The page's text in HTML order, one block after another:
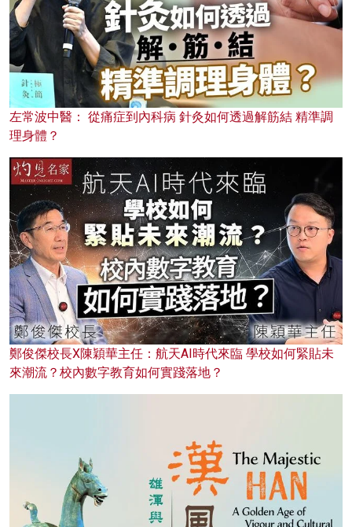
左常波中醫： 從痛症到內科病 針灸如何透過解筋結 精準調
理身體？
鄭俊傑校長X陳穎華主任：航天AI時代來臨 學校如何緊貼未
來潮流？校內數字教育如何實踐落地？